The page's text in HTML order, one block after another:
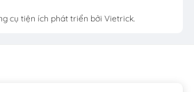
cụ tiện ích phát triển bởi Vietrick.